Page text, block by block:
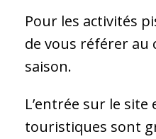
Pour les activités
de vous référer au
saison.
L’entrée sur le site
touristiques sont